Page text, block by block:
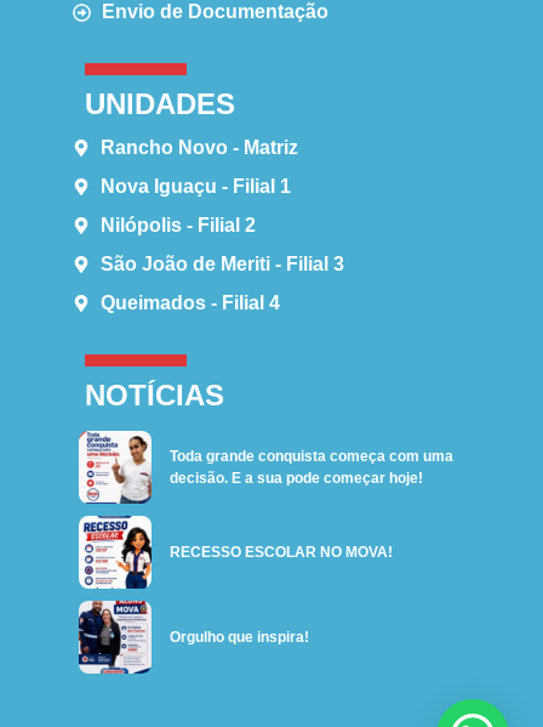
Envio de Documentação
UNIDADES
Rancho Novo - Matriz
Nova Iguaçu - Filial 1
Nilópolis - Filial 2
São João de Meriti - Filial 3
Queimados - Filial 4
NOTÍCIAS
Toda grande conquista começa com uma
decisão. E a sua pode começar hoje!
RECESSO ESCOLAR NO MOVA!
Orgulho que inspira!